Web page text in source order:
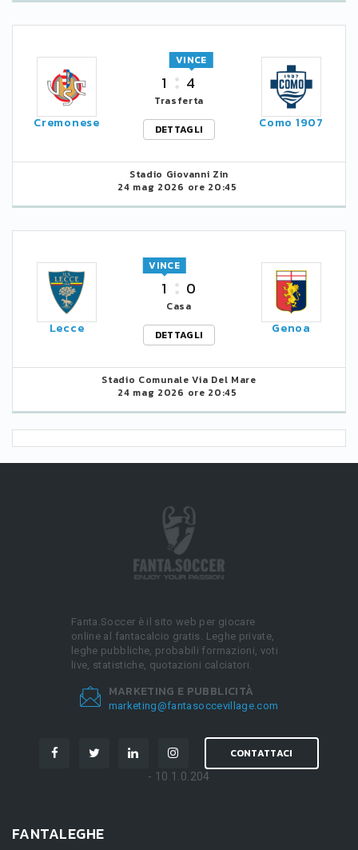
Cremonese
1 4
VINCE
Trasferta
DETTAGLI
Como 1907
Stadio Giovanni Zin
24 mag 2026 ore 20:45
Lecce
1
VINCE
0
Casa
DETTAGLI
Genoa
Stadio Comunale Via Del Mare
24 mag 2026 ore 20:45
Fanta.Soccer è il sito web per giocare
online al fantacalcio gratis. Leghe private,
leghe pubbliche, probabili formazioni, voti
live, statistiche, quotazioni calciatori.
MARKETING E PUBBLICITÀ
marketing@fantasoccevillage.com
CONTATTACI
- 10.1.0.204
FANTALEGHE